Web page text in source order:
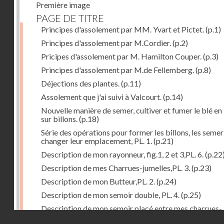
Première image
PAGE DE TITRE
Principes d'assolement par MM. Yvart et Pictet. (p.1)
Principes d'assolement par M.Cordier. (p.2)
Pricipes d'assolement par M. Hamilton Couper. (p.3)
Principes d'assolement par M.de Fellemberg. (p.8)
Déjections des plantes. (p.11)
Assolement que j'ai suivi à Valcourt. (p.14)
Nouvelle manière de semer, cultiver et fumer le blé en
sur billons. (p.18)
Série des opérations pour former les billons, les
changer leur emplacement, PL. 1. (p.21)
Description de mon rayonneur, fig.1, 2 et 3,PL. 6.
Description de mes Charrues-jumelles,PL. 3. (p.23)
Description de mon Butteur,PL. 2. (p.24)
Description de mon semoir double, PL. 4. (p.25)
Description de mon semoir placé entre mes charrues-